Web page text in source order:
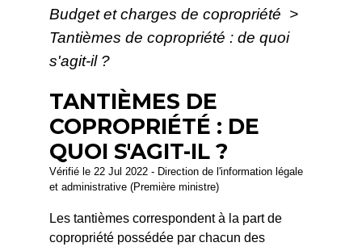
Budget et charges de copropriété >
Tantièmes de copropriété : de quoi
s'agit-il ?
TANTIÈMES DE
COPROPRIÉTÉ : DE
QUOI S'AGIT-IL ?
Vérifié le 22 Jul 2022 - Direction de l'information légale
et administrative (Première ministre)
Les tantièmes correspondent à la part de
copropriété possédée par chacun des